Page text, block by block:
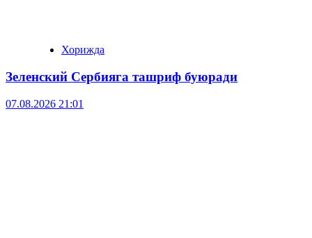
Хорижда
Зеленский Сербияга ташриф буюради
07.08.2026 21:01